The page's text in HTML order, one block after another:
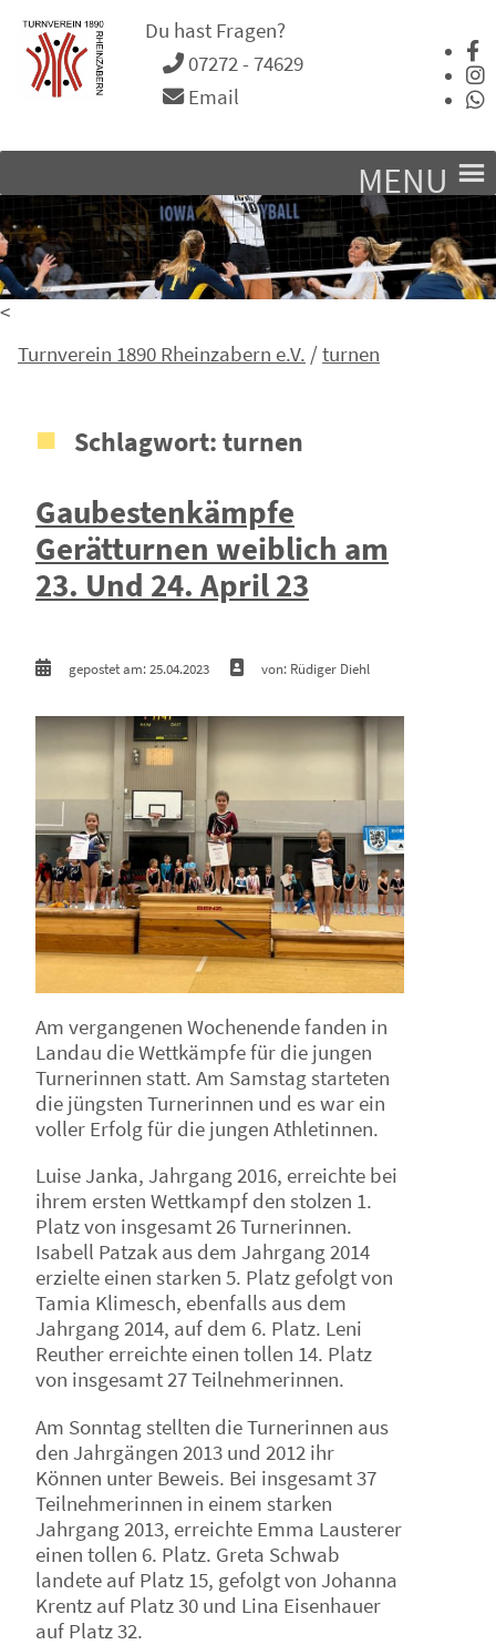
Du hast Fragen?
07272 - 74629
Email
MENU
<
Turnverein 1890 Rheinzabern e.V. /turnen
Schlagwort:turnen
Gaubestenkämpfe
Gerätturnen weiblich am
23. Und 24. April 23
gepostet am: 25.04.2023 von: Rüdiger Diehl
Am vergangenen Wochenende fanden in
Landau die Wettkämpfe für die jungen
Turnerinnen statt. Am Samstag starteten
die jüngsten Turnerinnen und es war ein
voller Erfolg für die jungen Athletinnen.
Luise Janka, Jahrgang 2016, erreichte bei
ihrem ersten Wettkampf den stolzen 1.
Platz von insgesamt 26 Turnerinnen.
Isabell Patzak aus dem Jahrgang 2014
erzielte einen starken 5. Platz gefolgt von
Tamia Klimesch, ebenfalls aus dem
Jahrgang 2014, auf dem 6. Platz. Leni
Reuther erreichte einen tollen 14. Platz
von insgesamt 27 Teilnehmerinnen.
Am Sonntag stellten die Turnerinnen aus
den Jahrgängen 2013 und 2012 ihr
Können unter Beweis. Bei insgesamt 37
Teilnehmerinnen in einem starken
Jahrgang 2013, erreichte Emma Lausterer
einen tollen 6. Platz. Greta Schwab
landete auf Platz 15, gefolgt von Johanna
Krentz auf Platz 30 und Lina Eisenhauer
auf Platz 32.